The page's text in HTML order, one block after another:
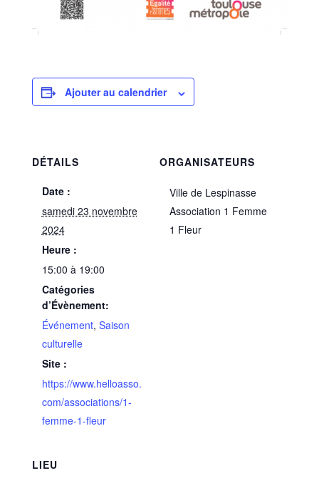
Ajouter au calendrier
DÉTAILS
Date :
samedi 23 novembre
2024
Heure :
15:00 à 19:00
Catégories
d’Évènement:
Événement, Saison
culturelle
Site :
https://www.helloasso.
com/associations/1-
femme-1-fleur
LIEU
ORGANISATEURS
Ville de Lespinasse
Association 1 Femme
1 Fleur